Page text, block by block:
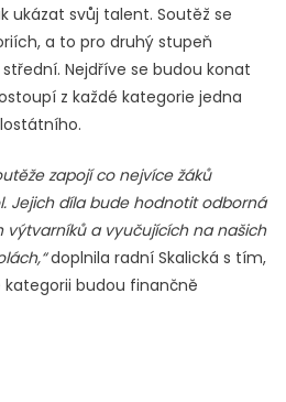
ukázat svůj talent. Soutěž se
a to pro druhý stupeň
Nejdříve se budou konat
z každé kategorie jedna
zapojí co nejvíce žáků
Jejich díla bude hodnotit odborná
výtvarníků a vyučujících na našich
doplnila radní Skalická s tím,
budou finančně